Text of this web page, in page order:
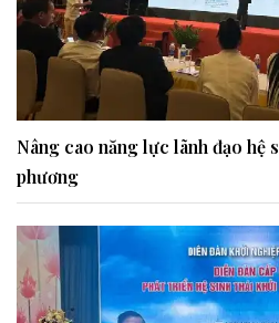
Nâng cao năng lực lãnh đạo hệ
phương